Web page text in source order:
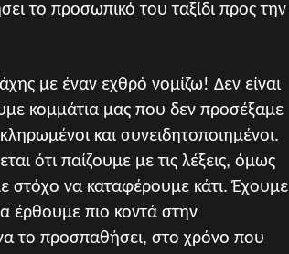
το προσωπικό του ταξίδι προς την
με έναν εχθρό νομίζω! Δεν είναι
κομμάτια μας που δεν προσέξαμε
και συνειδητοποιημένοι.
ότι παίζουμε με τις λέξεις, όμως
στόχο να καταφέρουμε κάτι. Έχουμε
έρθουμε πιο κοντά στην
το προσπαθήσει, στο χρόνο που